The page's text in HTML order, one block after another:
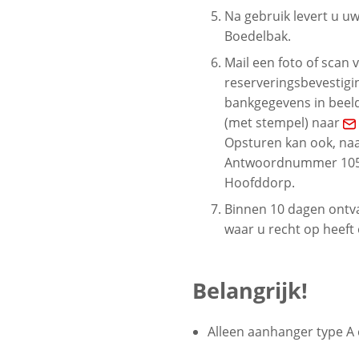
Na gebruik levert u
Boedelbak.
Mail een foto of scan
bankgegevens in
(met stempel) naar
Opsturen kan ook,
Antwoordnummer
Hoofddorp.
Binnen 10 dagen
waar u recht op heeft
Belangrijk!
Alleen aanhanger type